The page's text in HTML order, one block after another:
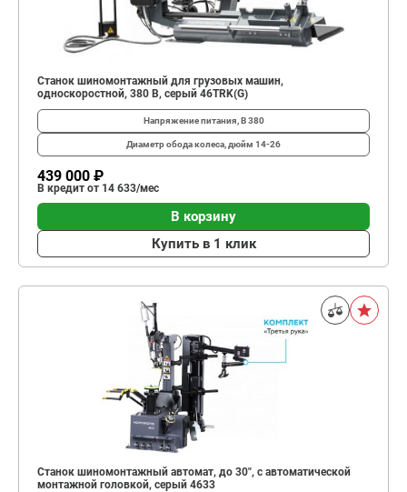
Станок шиномонтажный для грузовых машин,
односкоростной, 380 В, серый 46TRK(G)
Напряжение питания, В380
Диаметр обода колеса, дюйм 14-26
439 000 ₽
В кредит от 14 633/мес
В корзину
Купить в 1 клик
Станок шиномонтажный автомат, до 30", с автоматической
монтажной головкой, серый 4633